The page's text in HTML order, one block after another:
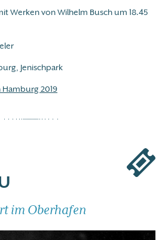
Werken von Wilhelm Busch um 18.45
Jenischpark
2019
im Oberhafen